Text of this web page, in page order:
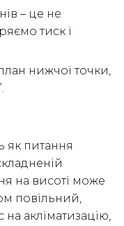
– це не
тиск і
нижчої точки,
як питання
на висоті може
повільний,
акліматизацію,